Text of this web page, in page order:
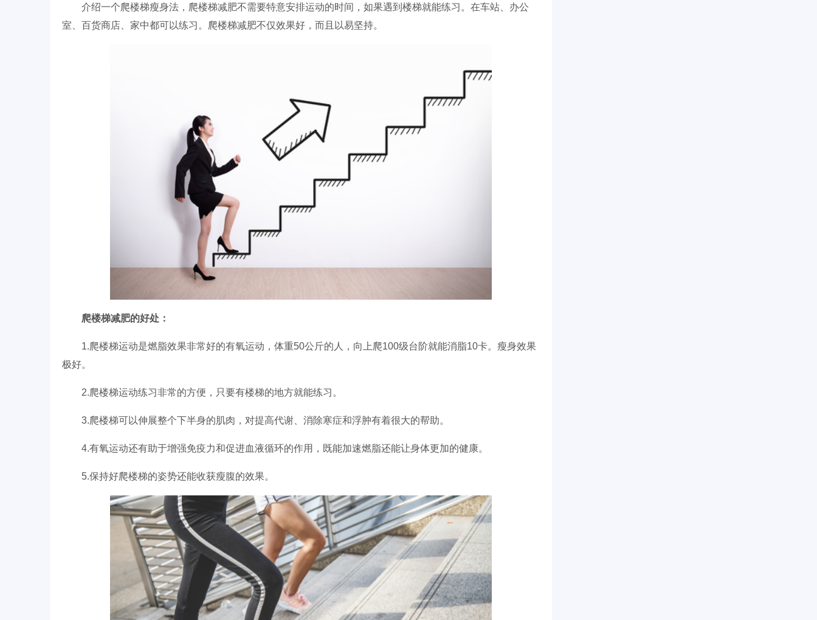
介绍一个爬楼梯瘦身法，爬楼梯减肥不需要特意安排运动的时间，如果遇到楼梯就能练习。在车站、办公
室、百货商店、家中都可以练习。爬楼梯减肥不仅效果好，而且以易坚持。
爬楼梯减肥的好处：
1.爬楼梯运动是燃脂效果非常好的有氧运动，体重50公斤的人，向上爬100级台阶就能消脂10卡。瘦身效果
极好。
2.爬楼梯运动练习非常的方便，只要有楼梯的地方就能练习。
3.爬楼梯可以伸展整个下半身的肌肉，对提高代谢、消除寒症和浮肿有着很大的帮助。
4.有氧运动还有助于增强免疫力和促进血液循环的作用，既能加速燃脂还能让身体更加的健康。
5.保持好爬楼梯的姿势还能收获瘦腹的效果。